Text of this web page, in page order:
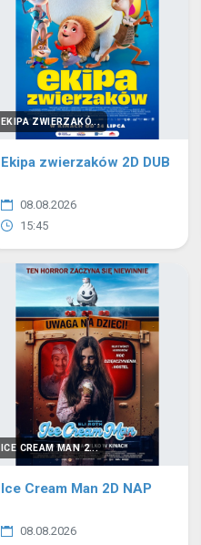
EKIPA ZWIERZAKÓ...
Ekipa zwierzaków 2D DUB
08.08.2026
15:45
ICE CREAM MAN 2...
Ice Cream Man 2D NAP
08.08.2026